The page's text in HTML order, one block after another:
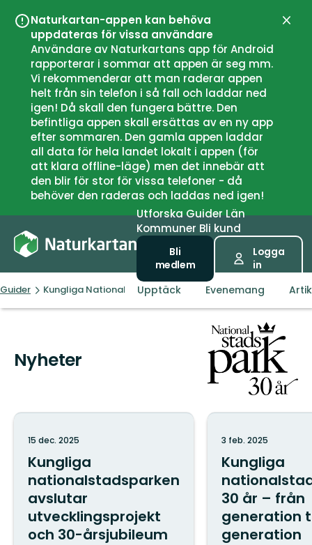
Naturkartan-appen kan behöva
uppdateras för vissa användare
Användare av Naturkartans app för Android
rapporterar i sommar att appen är seg mm.
Vi rekommenderar att man raderar appen
helt från sin telefon i så fall och laddar ned
igen! Då skall den fungera bättre. Den
befintliga appen skall ersättas av en ny app
efter sommaren. Den gamla appen laddar
all data för hela landet lokalt i appen (för
att klara offline-läge) men det innebär att
den blir för stor för vissa telefoner - då
behöver den raderas och laddas ned igen!
UtforskaGuiderLän
Kommuner Bli kund
Bli
medlem
Logga
in
Guider Kungliga Nationalstadsparken
Upptäck Evenemang
Nyheter
Kungliga
nationalstadsparken
avslutar
utvecklingsprojekt
och 30-årsjubileum
15 dec. 2025
Kungliga
30 år – från
generation
generation
3 feb. 2025